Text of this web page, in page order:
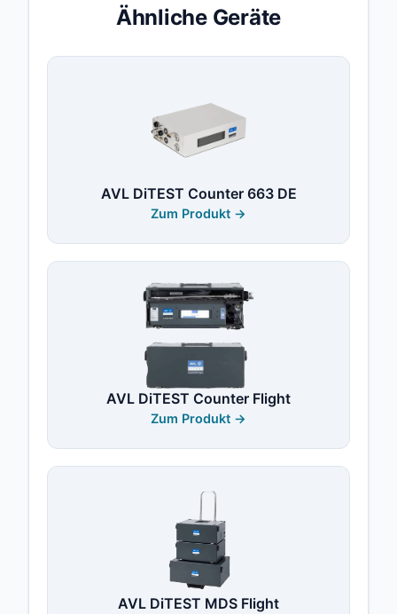
Ähnliche Geräte
AVL DiTEST Counter 663 DE
Zum Produkt →
AVL DiTEST Counter Flight
Zum Produkt →
AVL DiTEST MDS Flight